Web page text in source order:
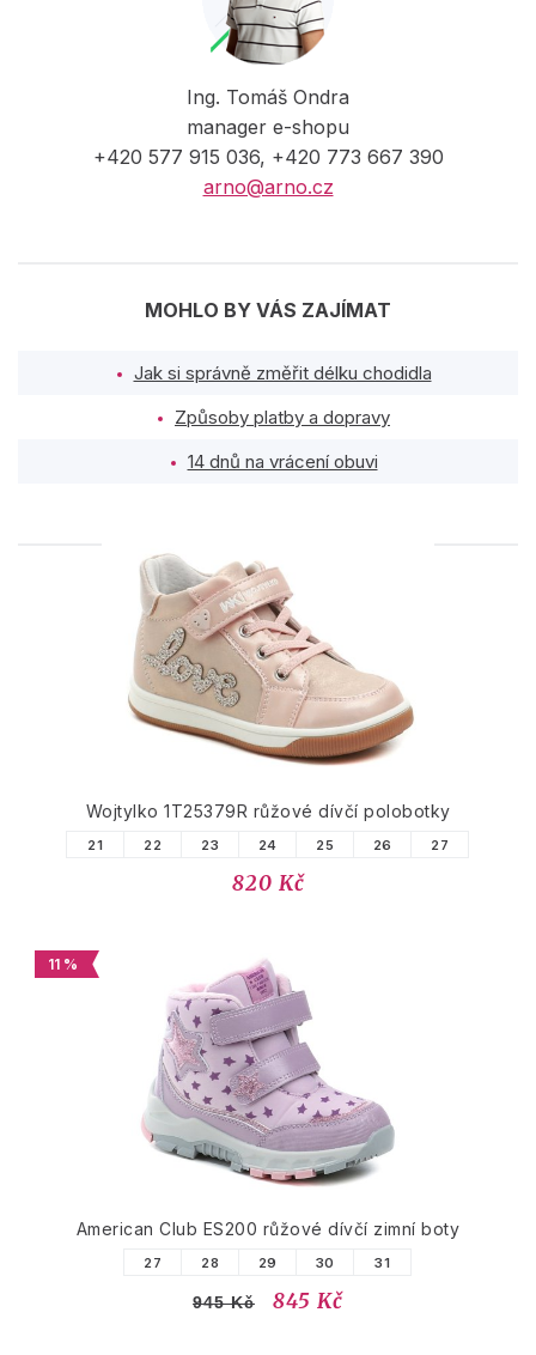
Ing. Tomáš Ondra
manager e-shopu
+420 577 915 036, +420 773 667 390
arno@arno.cz
MOHLO BY VÁS ZAJÍMAT
Jak si správně změřit délku chodidla
Způsoby platby a dopravy
14 dnů na vrácení obuvi
PODOBNÉ PRODUKTY
Wojtylko 1T25379R růžové dívčí polobotky
21 22 23 24 25 26 27
820 Kč
11 %
American Club ES200 růžové dívčí zimní boty
27 28 29 30 31
945 Kč 845 Kč